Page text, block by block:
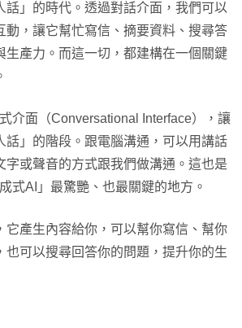
話」的時代。透過對話介面，我們可以
動，讓它幫忙寫信、摘要資料、搜尋答
生產力。而這一切，都建構在一個關鍵
介面（Conversational Interface），讓
話」的階段。跟電腦溝通，可以用講話
字或聲音的方式跟我們做溝通。這也是
式AI」最驚艷、也最關鍵的地方。
它產生內容給你，可以幫你寫信、幫你
也可以搜尋回答你的問題，提升你的生